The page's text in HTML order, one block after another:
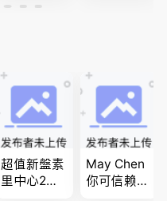
户, 遗产认
语，列治文
陈卓律师事
务所 (ATA L
aw Corpor
ation)
买卖
超值新盤素
里中心2房1
May Chen
你可信赖的